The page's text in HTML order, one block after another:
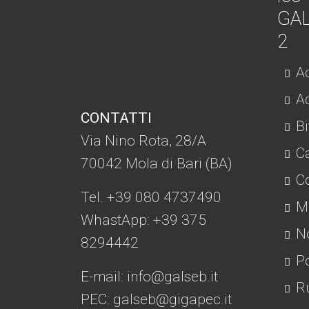
CONTATTI
Via Nino Rota, 28/A
70042 Mola di Bari (BA)
Tel. +39 080 4737490
WhastApp: +39 375
8294442
E-mail: info@galseb.it
PEC: galseb@gigapec.it